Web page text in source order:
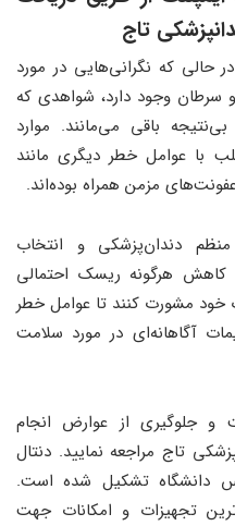
تاج
حالی که نگرانی‌هایی در مورد
سرطان وجود دارد، شواهدی که
باقی می‌مانند. موارد
با عوامل خطر دیگری مانند
مزمن همراه بوده‌اند.
دندان‌پزشکی و انتخاب
کاهش هرگونه ریسک احتمالی
خود مشورت کنند تا عوامل خطر
آگاهانه‌ای در مورد سلامت
و جلوگیری از عوارض انجام
تاج مراجعه نمایید. دنتال
دانشگاه تشکیل شده است.
تجهیزات و امکانات جهت